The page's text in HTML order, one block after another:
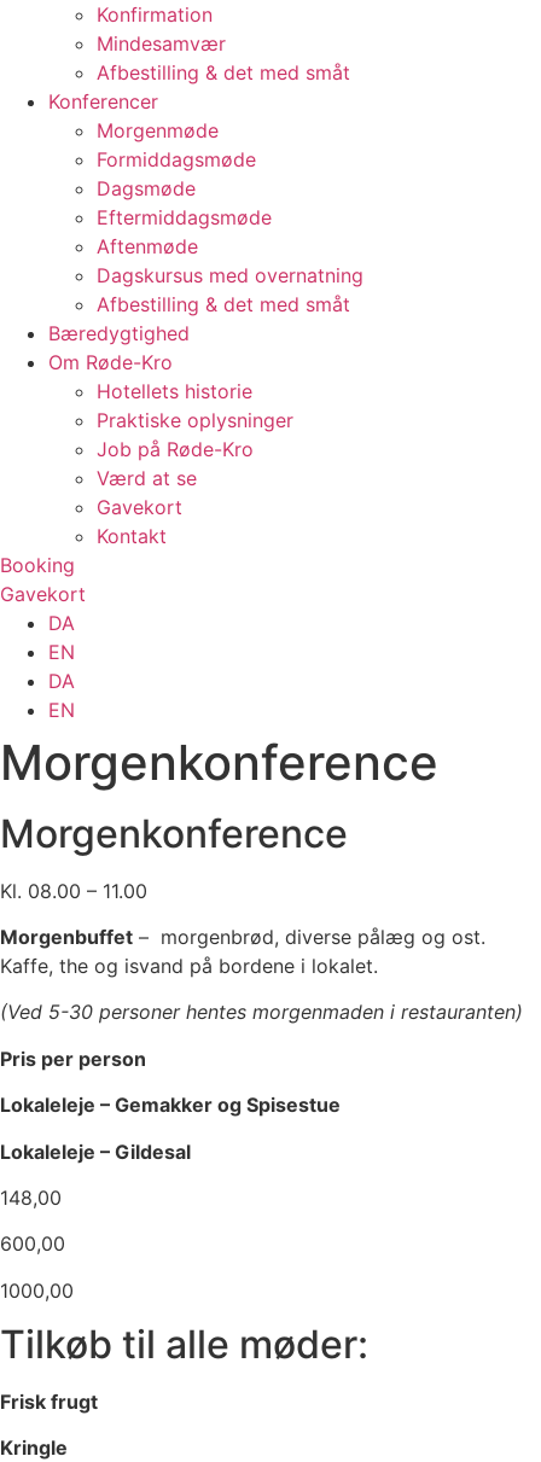
Konfirmation
Mindesamvær
Afbestilling & det med småt
Konferencer
Morgenmøde
Formiddagsmøde
Dagsmøde
Eftermiddagsmøde
Aftenmøde
Dagskursus med overnatning
Afbestilling & det med småt
Bæredygtighed
Om Røde-Kro
Hotellets historie
Praktiske oplysninger
Job på Røde-Kro
Værd at se
Gavekort
Kontakt
Booking
Gavekort
DA
EN
DA
EN
Morgenkonference
Morgenkonference
Kl. 08.00 – 11.00
Morgenbuffet – morgenbrød, diverse pålæg og ost.
Kaffe, the og isvand på bordene i lokalet.
(Ved 5-30 personer hentes morgenmaden i restauranten)
Pris per person
Lokaleleje – Gemakker og Spisestue
Lokaleleje – Gildesal
148,00
600,00
1000,00
Tilkøb til alle møder:
Frisk frugt
Kringle